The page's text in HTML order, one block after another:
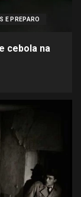
E PREPARO
cebola na